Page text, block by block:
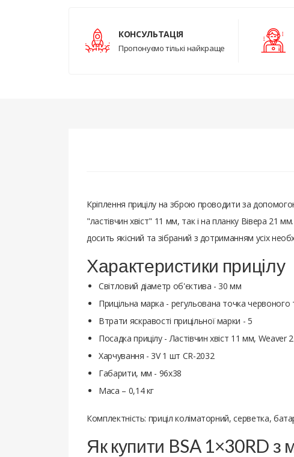
КОНСУЛЬТАЦІЯ
Пропонуємо тількі найкраще
Кріплення прицілу на зброю проводити за
"ластівчин хвіст" 11 мм, так і на планку Вівера 21
досить якісний та зібраний з дотриманням усіх
Характеристики прицілу
Світловий діаметр об'єктива - 30 мм
Прицільна марка - регульована точка червоного
Втрати яскравості прицільної марки - 5
Посадка прицілу - Ластівчин хвіст 11 мм, Weaver
Харчування - 3V 1 шт CR-2032
Габарити, мм - 96х38
Маса – 0,14 кг
Комплектність: приціл коліматорний, серветка,
Як купити BSA 1×30RD